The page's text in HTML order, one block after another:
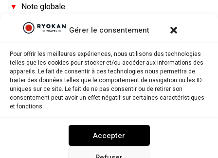
Gérer le consentement
Pour offrir les meilleures expériences, nous utilisons des technologies
telles que les cookies pour stocker et/ou accéder aux informations des
appareils. Le fait de consentir à ces technologies nous permettra de
traiter des données telles que le comportement de navigation ou les ID
uniques sur ce site. Le fait de ne pas consentir ou de retirer son
consentement peut avoir un effet négatif sur certaines caractéristiques
et fonctions.
Accepter
▼ Note globale
Rapport qualité/prix
Ryokantravel.fr © Copyright 2025. Tous droits réservés.
MENTIONS LÉGALES POLITIQUE DE CONFIDENTIALITÉ
POLITIQUE DE COOKIES (UE) NOUS CONTACTER